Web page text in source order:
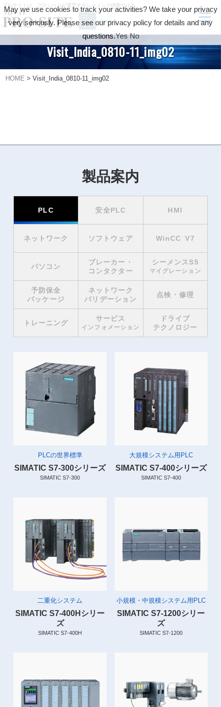
プロサイトは、プロシードが運営するシーメンス情報サイト
Visit_India_0810-11_img02
HOME >Visit_India_0810-11_img02
製品案内
PLC 安全PLC HMI
ネットワーク ソフトウェア WinCC V7
パソコン
ブレーカー・
コンタクター
シーメンスS5
マイグレーション
予防保全
パッケージ
ネットワーク
バリデーション
点検・修理
トレーニング
サービス
インフォメーション
ドライブ
テクノロジー
PLCの世界標準
SIMATIC S7-300シリーズ
SIMATIC S7-300
大規模システム用PLC
SIMATIC S7-400シリーズ
SIMATIC S7-400
二重化システム
SIMATIC S7-400Hシリー
ズ
SIMATIC S7-400H
小規模・中規模システム用PLC
SIMATIC S7-1200シリー
ズ
SIMATIC S7-1200
May we use cookies to track your activities? We take your privacy
very seriously. Please see our privacy policy for details and any
questions.Yes No